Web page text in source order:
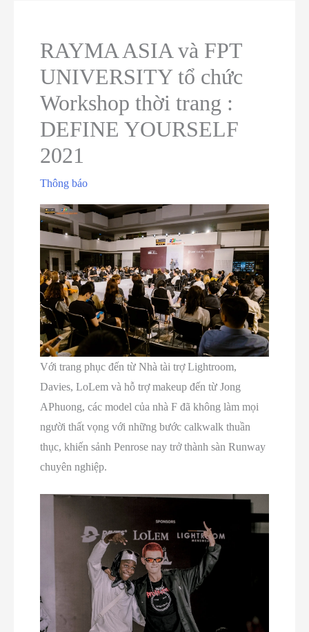
RAYMA ASIA và FPT
UNIVERSITY tổ chức
Workshop thời trang :
DEFINE YOURSELF
2021
Thông báo
Với trang phục đến từ Nhà tài trợ Lightroom,
Davies, LoLem và hỗ trợ makeup đến từ Jong
APhuong, các model của nhà F đã không làm mọi
người thất vọng với những bước calkwalk thuần
thục, khiến sảnh Penrose nay trở thành sàn Runway
chuyên nghiệp.